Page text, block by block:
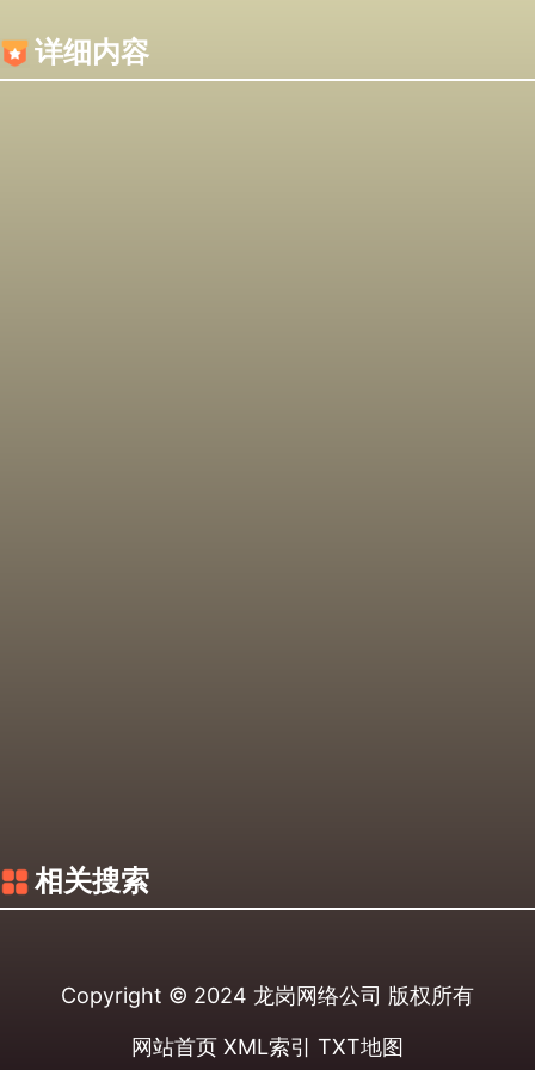
详细内容
相关搜索
Copyright © 2024 龙岗网络公司 版权所有
网站首页 XML索引 TXT地图